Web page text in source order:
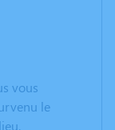
vous
le